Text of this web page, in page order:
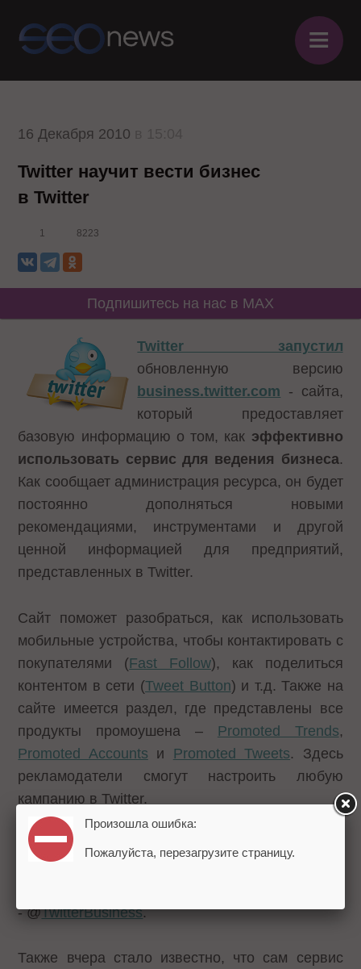
≡
16 Декабря 2010
Twitter научит вести бизнес
в Twitter
1 8223
Подпишитесь на нас в MAX
Twitter запустил
обновленную версию
business.twitter.com - сайта,
который предоставляет
базовую информацию о том, как эффективно
использовать сервис для ведения бизнеса.
Как сообщает администрация ресурса, он будет
постоянно дополняться новыми
рекомендациями, инструментами и другой
ценной информацией для предприятий,
представленных в Twitter.
Сайт поможет разобраться, как использовать
мобильные устройства, чтобы контактировать с
покупателями (Fast Follow), как поделиться
контентом в сети (Tweet Button) и т.д. Также на
сайте имеется раздел, где представлены все
продукты промоушена – Promoted Trends,
Promoted Accounts и Promoted Tweets. Здесь
рекламодатели смогут настроить любую
кампанию в Twitter.
Хэштег, который позволит отслеживать
последнюю информацию о методах и
- @TwitterBusiness.
Также вчера стало известно, что сам сервис
Произошла ошибка:
Пожалуйста, перезагрузите страницу.